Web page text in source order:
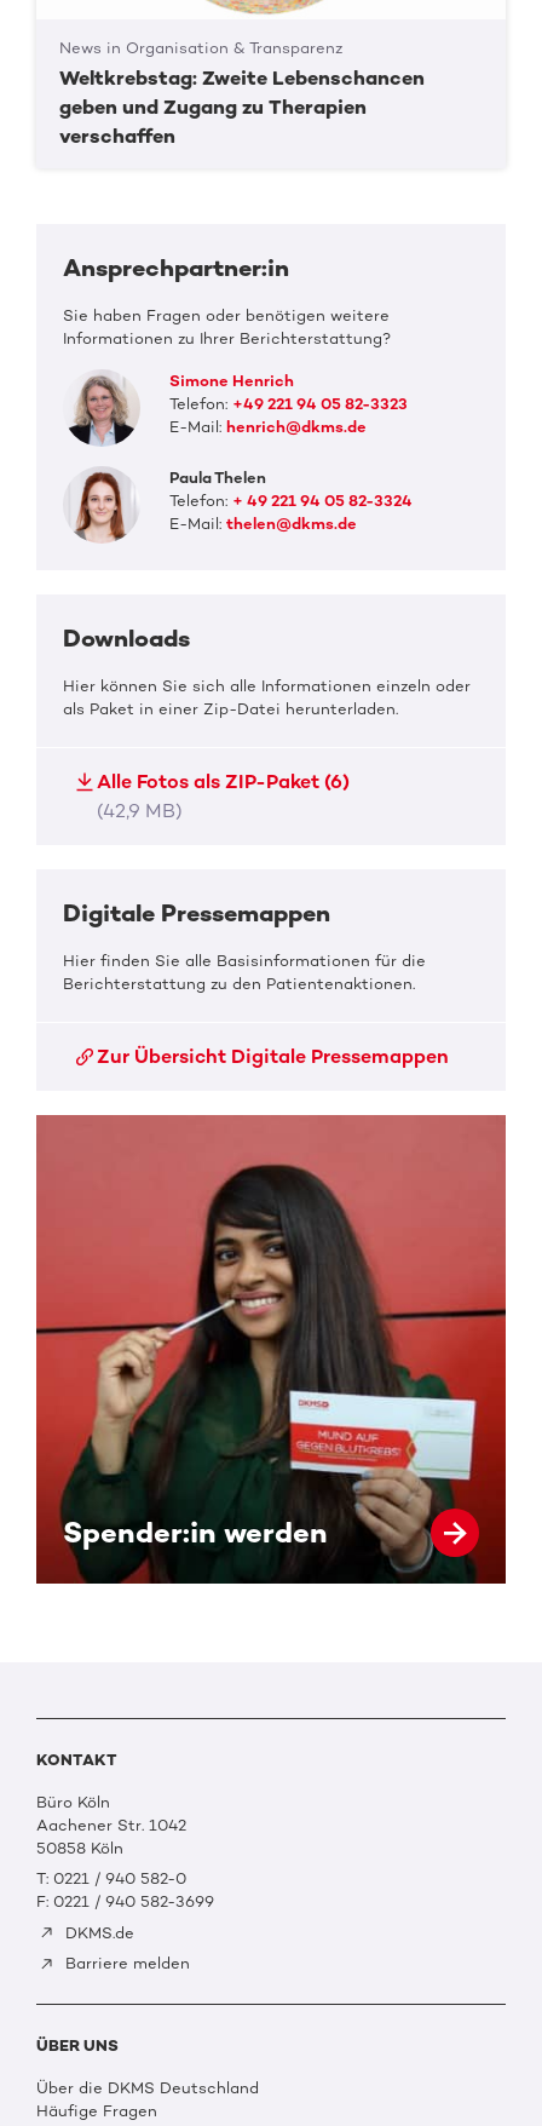
News in Organisation & Transparenz
Weltkrebstag: Zweite Lebenschancen
geben und Zugang zu Therapien
verschaffen
Ansprechpartner:in
Sie haben Fragen oder benötigen weitere
Informationen zu Ihrer Berichterstattung?
Simone Henrich
Telefon: +49 221 94 05 82-3323
E-Mail:henrich@dkms.de
Paula Thelen
Telefon: + 49 221 94 05 82-3324
E-Mail:thelen@dkms.de
Downloads
Hier können Sie sich alle Informationen einzeln oder
als Paket in einer Zip-Datei herunterladen.
Alle Fotos als ZIP-Paket (6)
(42,9 MB)
Digitale Pressemappen
Hier finden Sie alle Basisinformationen für die
Berichterstattung zu den Patientenaktionen.
Zur Übersicht Digitale Pressemappen
Spender:in werden
KONTAKT
Büro Köln
Aachener Str. 1042
50858 Köln
T: 0221 / 940 582-0
F: 0221 / 940 582-3699
DKMS.de
Barriere melden
ÜBER UNS
Über die DKMS Deutschland
Häufige Fragen